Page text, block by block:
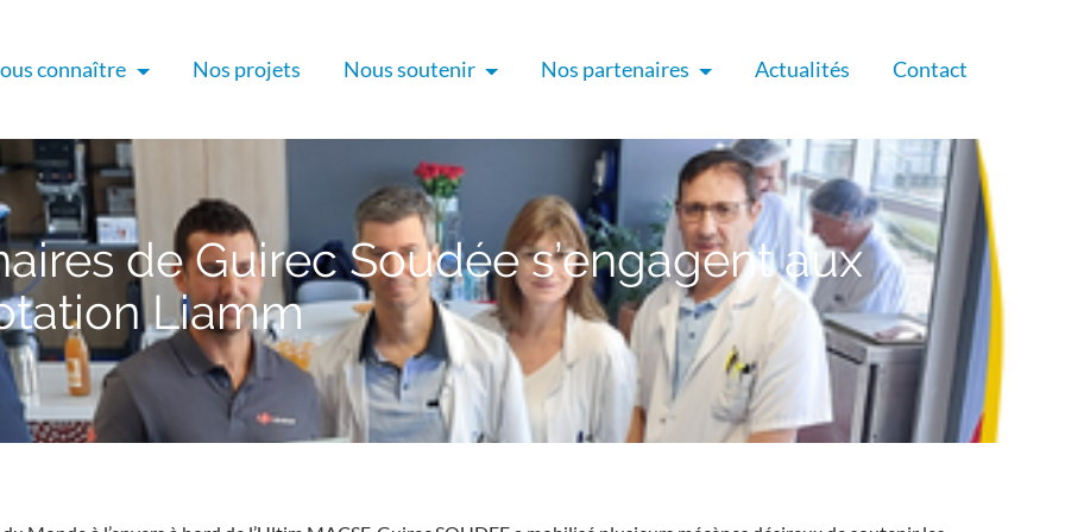
connaître Nos projets Nous soutenir Nos partenaires Actualités Contact
de Guirec Soudée s’engagent aux
Liamm